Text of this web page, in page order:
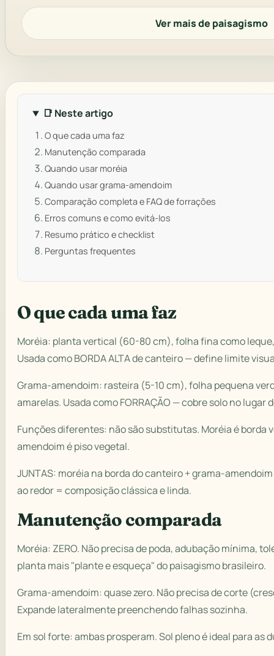
Ver mais de paisagismo
📑 Neste artigo
O que cada uma faz
Manutenção comparada
Quando usar moréia
Quando usar grama-amendoim
Comparação completa e FAQ de forrações
Erros comuns e como evitá-los
Resumo prático e checklist
Perguntas frequentes
O que cada uma faz
Moréia: planta vertical (60-80 cm), folha fina como
Usada como BORDA ALTA de canteiro — define limite
Grama-amendoim: rasteira (5-10 cm), folha pequena
amarelas. Usada como FORRAÇÃO — cobre solo no lugar
Funções diferentes: não são substitutas. Moréia é borda
amendoim é piso vegetal.
JUNTAS: moréia na borda do canteiro + grama-
ao redor = composição clássica e linda.
Manutenção comparada
Moréia: ZERO. Não precisa de poda, adubação mínima,
planta mais "plante e esqueça" do paisagismo brasileiro.
Grama-amendoim: quase zero. Não precisa de corte
Expande lateralmente preenchendo falhas sozinha.
Em sol forte: ambas prosperam. Sol pleno é ideal para as